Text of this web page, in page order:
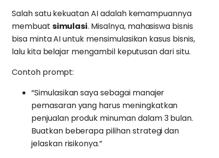
Salah satu kekuatan AI adalah kemampuannya
membuat simulasi. Misalnya, mahasiswa bisnis
bisa minta AI untuk mensimulasikan kasus bisnis,
lalu kita belajar mengambil keputusan dari situ.
Contoh prompt:
“Simulasikan saya sebagai manajer
pemasaran yang harus meningkatkan
penjualan produk minuman dalam 3 bulan.
Buatkan beberapa pilihan strategi dan
jelaskan risikonya.”